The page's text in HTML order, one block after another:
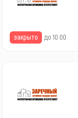
закрыто до 10:00